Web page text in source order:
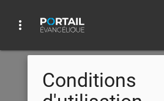
more_vert
Audio Player
Conditions